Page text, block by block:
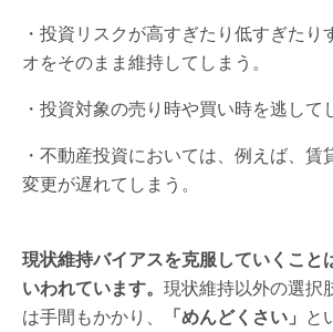
・投資リスクが高すぎたり低すぎたり
オをそのまま維持してしまう。
・投資対象の売り時や買い時を逃して
・不動産投資においては、例えば、賃
変更が遅れてしまう。
現状維持バイアスを克服していくこと
いわれています。 現状維持以外の選択
は手間もかかり、
「めんどくさい」 と